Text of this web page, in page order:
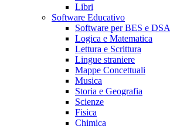
Libri
Software Educativo
Software per BES e DSA
Logica e Matematica
Lettura e Scrittura
Lingue straniere
Mappe Concettuali
Musica
Storia e Geografia
Scienze
Fisica
Chimica